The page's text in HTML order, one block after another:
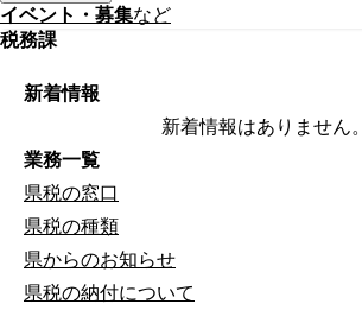
イベント・募集など
税務課
新着情報
新着情報はありません。
業務一覧
県税の窓口
県税の種類
県からのお知らせ
県税の納付について